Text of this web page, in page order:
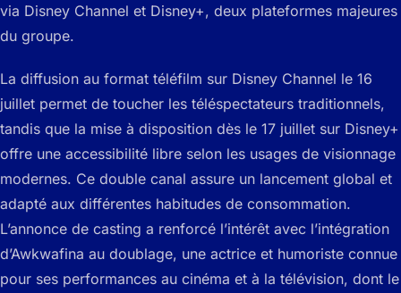
via Disney Channel et Disney+, deux plateformes majeures
du groupe.
La diffusion au format téléfilm sur Disney Channel le 16
juillet permet de toucher les téléspectateurs traditionnels,
tandis que la mise à disposition dès le 17 juillet sur Disney+
offre une accessibilité libre selon les usages de visionnage
modernes. Ce double canal assure un lancement global et
adapté aux différentes habitudes de consommation.
L’annonce de casting a renforcé l’intérêt avec l’intégration
d’Awkwafina au doublage, une actrice et humoriste connue
pour ses performances au cinéma et à la télévision, dont le